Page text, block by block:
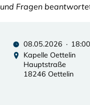
und Fragen
08.05.2026 ·
Kapelle Oettelin
Hauptstraße
18246 Oettelin